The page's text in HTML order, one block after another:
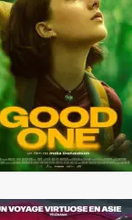
Good One